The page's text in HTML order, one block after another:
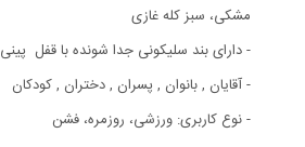
مشکی، سبز کله غازی
- دارای بند سلیکونی جدا شونده با قفل پینی
- آقایان , بانوان , پسران , دختران , کودکان
- نوع کاربری: ورزشی، روزمره، فشن